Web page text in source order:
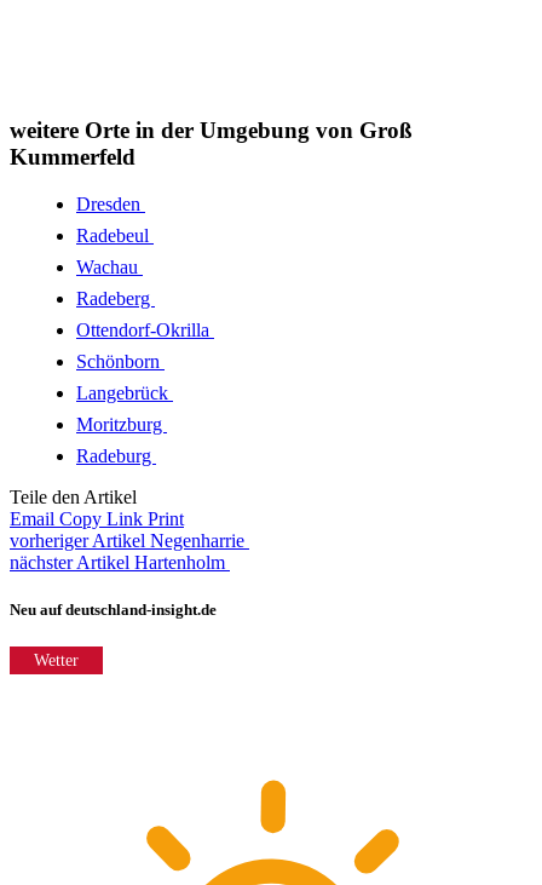
weitere Orte in der Umgebung von Groß
Kummerfeld
Dresden
Radebeul
Wachau
Radeberg
Ottendorf-Okrilla
Schönborn
Langebrück
Moritzburg
Radeburg
Teile den Artikel
Email Copy Link Print
vorheriger Artikel Negenharrie
nächster Artikel Hartenholm
Neu auf deutschland-insight.de
Wetter